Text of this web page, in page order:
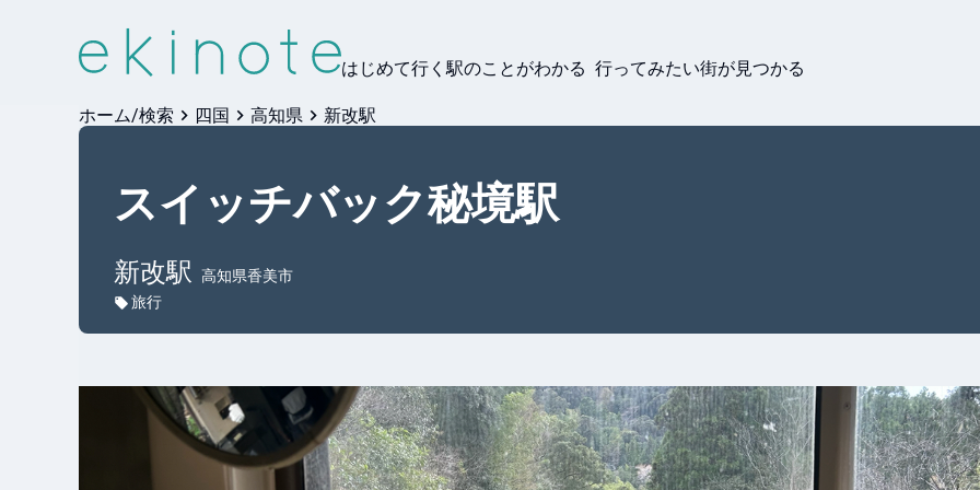
はじめて行く駅のことがわかる 行ってみたい街が見つかる
ホーム/検索 四国 高知県 新改駅
スイッチバック秘境駅
新改駅
高知県香美市
旅行